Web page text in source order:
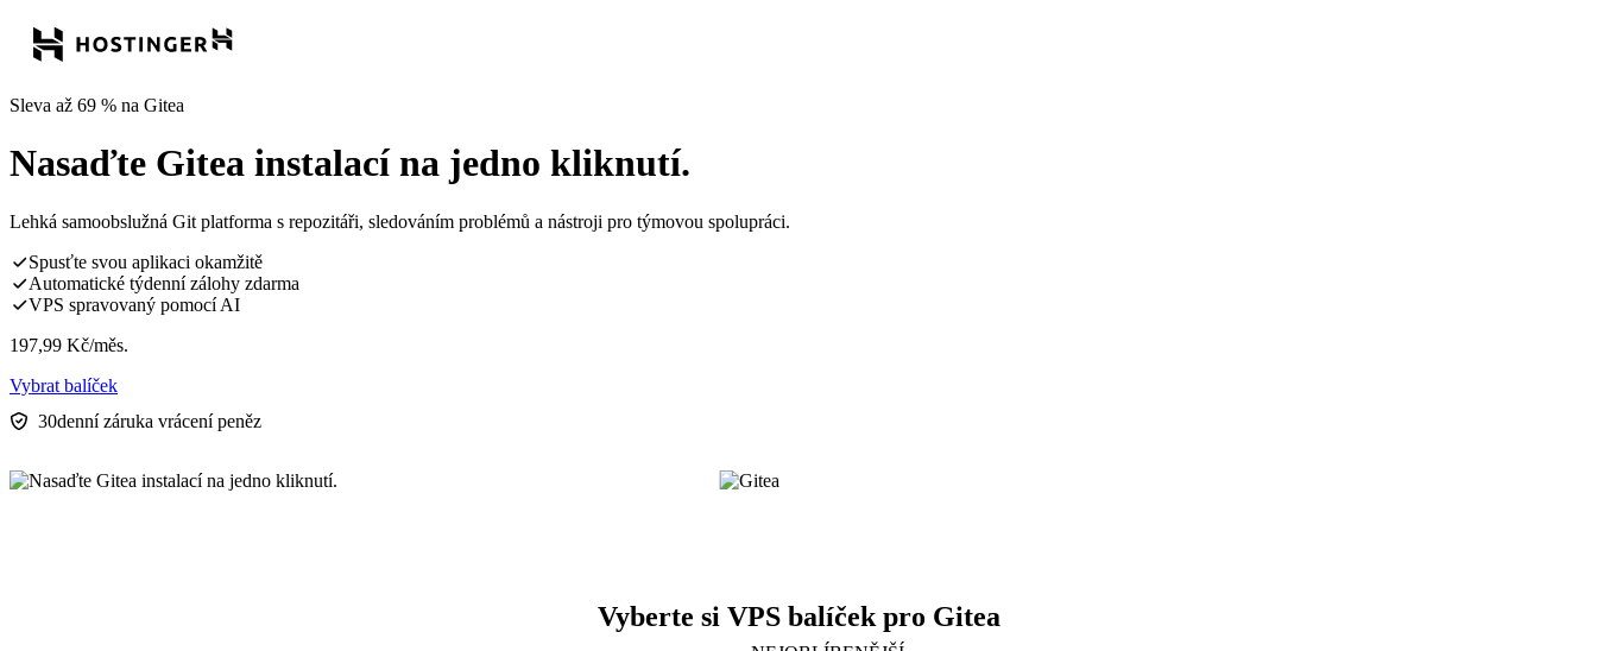
Sleva až 69 % na Gitea
Nasaďte Gitea instalací na jedno kliknutí.
Lehká samoobslužná Git platforma s repozitáři, sledováním problémů a nástroji pro týmovou spolupráci.
Spusťte svou aplikaci okamžitě
Automatické týdenní zálohy zdarma
VPS spravovaný pomocí AI
197,99 Kč/měs.
Vybrat balíček
30denní záruka vrácení peněz
Vyberte si VPS balíček pro Gitea